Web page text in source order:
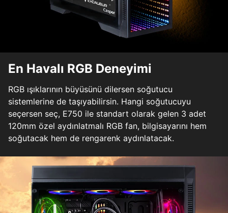
En Havalı RGB Deneyimi
RGB ışıklarının büyüsünü dilersen soğutucu
sistemlerine de taşıyabilirsin. Hangi soğutucuyu
seçersen seç, E750 ile standart olarak gelen 3 adet
120mm özel aydınlatmalı RGB fan, bilgisayarını hem
soğutacak hem de rengarenk aydınlatacak.